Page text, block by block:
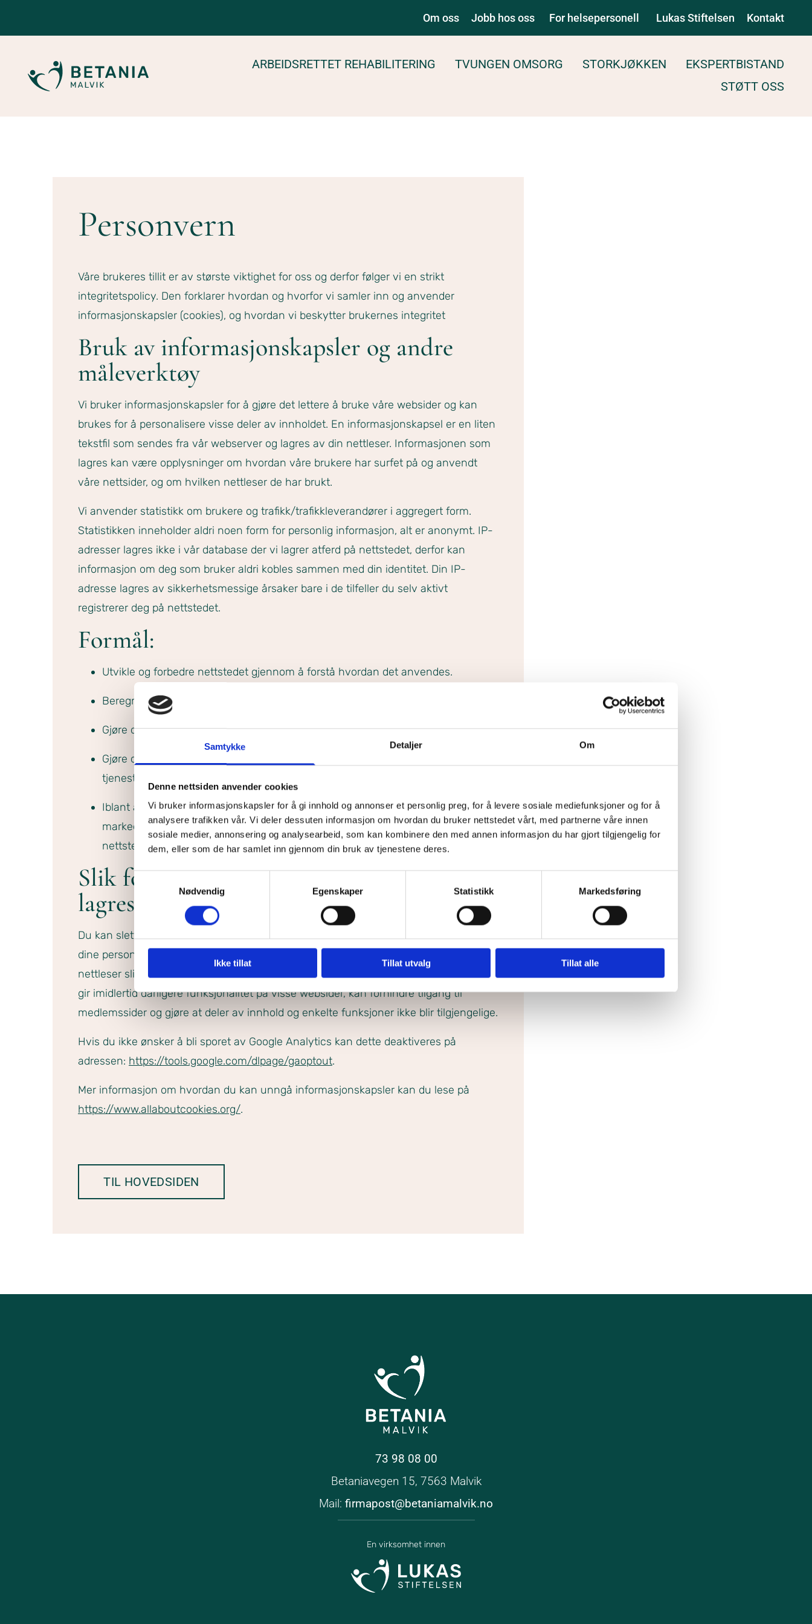
Samtykke Detaljer Om
Denne nettsiden anvender cookies
Vi bruker informasjonskapsler for å gi innhold og annonser et personlig preg, for å levere sosiale mediefunksjoner og for å
analysere trafikken vår. Vi deler dessuten informasjon om hvordan du bruker nettstedet vårt, med partnerne våre innen
sosiale medier, annonsering og analysearbeid, som kan kombinere den med annen informasjon du har gjort tilgjengelig for
dem, eller som de har samlet inn gjennom din bruk av tjenestene deres.
Samtykkevalg
Nødvendig
Egenskaper Statistikk Markedsføring
Ikke tillat Tillat utvalg Tillat alle
Om oss Jobb hos oss For helsepersonell Lukas Stiftelsen Kontakt
ARBEIDSRETTET REHABILITERING TVUNGEN OMSORG STORKJØKKEN
EKSPERTBISTAND
STØTT OSS
Personvern
Våre brukeres tillit er av største viktighet for oss og derfor følger vi en strikt
integritetspolicy. Den forklarer hvordan og hvorfor vi samler inn og anvender
informasjonskapsler (cookies), og hvordan vi beskytter brukernes integritet
Bruk av informasjonskapsler og andre
måleverktøy
Vi bruker informasjonskapsler for å gjøre det lettere å bruke våre websider og kan
brukes for å personalisere visse deler av innholdet. En informasjonskapsel er en liten
tekstfil som sendes fra vår webserver og lagres av din nettleser. Informasjonen som
lagres kan være opplysninger om hvordan våre brukere har surfet på og anvendt
våre nettsider, og om hvilken nettleser de har brukt.
Vi anvender statistikk om brukere og trafikk/trafikkleverandører i aggregert form.
Statistikken inneholder aldri noen form for personlig informasjon, alt er anonymt. IP-
adresser lagres ikke i vår database der vi lagrer atferd på nettstedet, derfor kan
informasjon om deg som bruker aldri kobles sammen med din identitet. Din IP-
adresse lagres av sikkerhetsmessige årsaker bare i de tilfeller du selv aktivt
registrerer deg på nettstedet.
Formål:
Utvikle og forbedre nettstedet gjennom å forstå hvordan det anvendes.
Beregne og rapportere brukerantall og trafikk.
Gjøre det lettere for deg å navigere på nettstedet.
Gjøre det mulig for systemet å kjenne igjen faste brukere for å kunne tilpasse
tjenestene.
Iblant anvender vi tredjepartsinformasjonskapsler fra andre firma for å gjøre
markedsundersøkelser og trafikkmålinger, og for å forbedre funksjonaliteten på
nettstedet.
Slik forhindrer du at informasjonskapsler
lagres
Du kan slette informasjonskapsler fra din harddisk når som helst, men dette gjør at
dine personlige innstillinger forsvinner. Du kan også endre innstillingene i din
nettleser slik at den ikke tillater at informasjonskapsler lagres på din harddisk. Dette
gir imidlertid dårligere funksjonalitet på visse websider, kan forhindre tilgang til
medlemssider og gjøre at deler av innhold og enkelte funksjoner ikke blir tilgjengelige.
Hvis du ikke ønsker å bli sporet av Google Analytics kan dette deaktiveres på
adressen: https://tools.google.com/dlpage/gaoptout.
Mer informasjon om hvordan du kan unngå informasjonskapsler kan du lese på
https://www.allaboutcookies.org/.
TIL HOVEDSIDEN
73 98 08 00
Betaniavegen 15, 7563 Malvik
Mail: firmapost@betaniamalvik.no
En virksomhet innen